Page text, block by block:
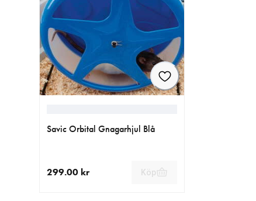
Savic Orbital Gnagarhjul Blå
299.00 kr Köp